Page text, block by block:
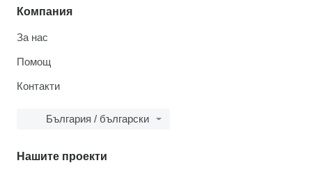
Компания
За нас
Помощ
Контакти
България / български
Нашите проекти